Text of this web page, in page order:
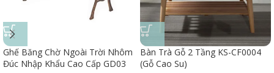
Ghế Băng Chờ Ngoài Trời Nhôm
Đúc Nhập Khẩu Cao Cấp GD03
Bàn Trà Gỗ 2 Tầng KS-CF0004
(Gỗ Cao Su)